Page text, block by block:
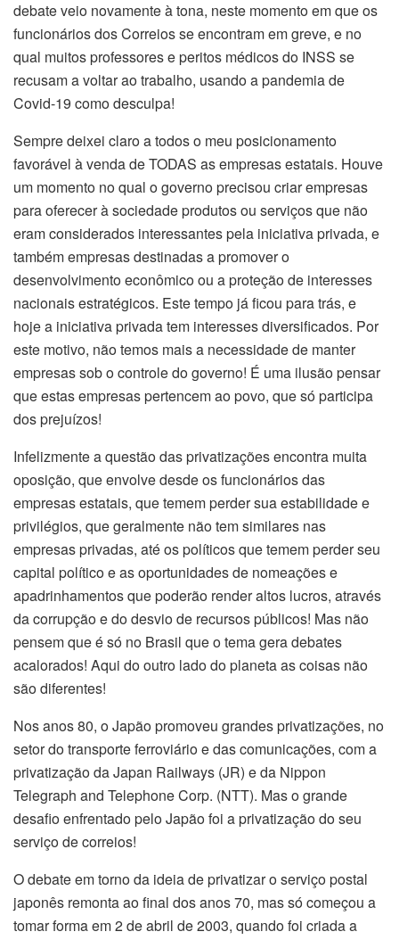
debate veio novamente à tona, neste momento em que os
funcionários dos Correios se encontram em greve, e no
qual muitos professores e peritos médicos do INSS se
recusam a voltar ao trabalho, usando a pandemia de
Covid-19 como desculpa!
Sempre deixei claro a todos o meu posicionamento
favorável à venda de TODAS as empresas estatais. Houve
um momento no qual o governo precisou criar empresas
para oferecer à sociedade produtos ou serviços que não
eram considerados interessantes pela iniciativa privada, e
também empresas destinadas a promover o
desenvolvimento econômico ou a proteção de interesses
nacionais estratégicos. Este tempo já ficou para trás, e
hoje a iniciativa privada tem interesses diversificados. Por
este motivo, não temos mais a necessidade de manter
empresas sob o controle do governo! É uma ilusão pensar
que estas empresas pertencem ao povo, que só participa
dos prejuízos!
Infelizmente a questão das privatizações encontra muita
oposição, que envolve desde os funcionários das
empresas estatais, que temem perder sua estabilidade e
privilégios, que geralmente não tem similares nas
empresas privadas, até os políticos que temem perder seu
capital político e as oportunidades de nomeações e
apadrinhamentos que poderão render altos lucros, através
da corrupção e do desvio de recursos públicos! Mas não
pensem que é só no Brasil que o tema gera debates
acalorados! Aqui do outro lado do planeta as coisas não
são diferentes!
Nos anos 80, o Japão promoveu grandes privatizações, no
setor do transporte ferroviário e das comunicações, com a
privatização da Japan Railways (JR) e da Nippon
Telegraph and Telephone Corp. (NTT). Mas o grande
desafio enfrentado pelo Japão foi a privatização do seu
serviço de correios!
O debate em torno da ideia de privatizar o serviço postal
japonês remonta ao final dos anos 70, mas só começou a
tomar forma em 2 de abril de 2003, quando foi criada a